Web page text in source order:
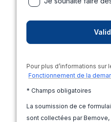
Pour plus d’informations
Fonctionnement de la
* Champs obligatoires
La soumission de ce
sont collectées par